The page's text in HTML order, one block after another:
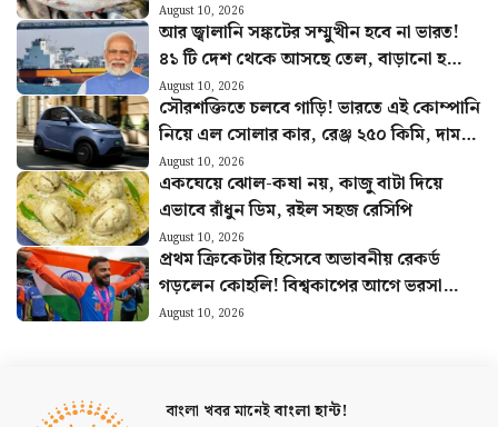
August 10, 2026
আর জ্বালানি সঙ্কটের সম্মুখীন হবে না ভারত!
৪১ টি দেশ থেকে আসছে তেল, বাড়ানো হচ্ছে
ভাণ্ডার
August 10, 2026
সৌরশক্তিতে চলবে গাড়ি! ভারতে এই কোম্পানি
নিয়ে এল সোলার কার, রেঞ্জ ২৫০ কিমি, দাম
কত?
August 10, 2026
একঘেয়ে ঝোল-কষা নয়, কাজু বাটা দিয়ে
এভাবে রাঁধুন ডিম, রইল সহজ রেসিপি
August 10, 2026
প্রথম ক্রিকেটার হিসেবে অভাবনীয় রেকর্ড
গড়লেন কোহলি! বিশ্বকাপের আগে ভরসা
দিচ্ছেন ভারতীয় দলকে
August 10, 2026
বাংলা খবর মানেইবাংলা হান্ট!